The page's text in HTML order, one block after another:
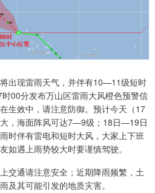
出现雷雨天气，并伴有10—11级短时
00分发布万山区雷雨大风橙色预警信
生效中，请注意防御。预计今天（17
，海面阵风可达7—9级；18日—19日
时伴有雷电和短时大风，大家上下班
如遇上雨势较大时要谨慎驾驶。
交通请注意安全；近期降雨频繁，土
及其可能引发的地质灾害。